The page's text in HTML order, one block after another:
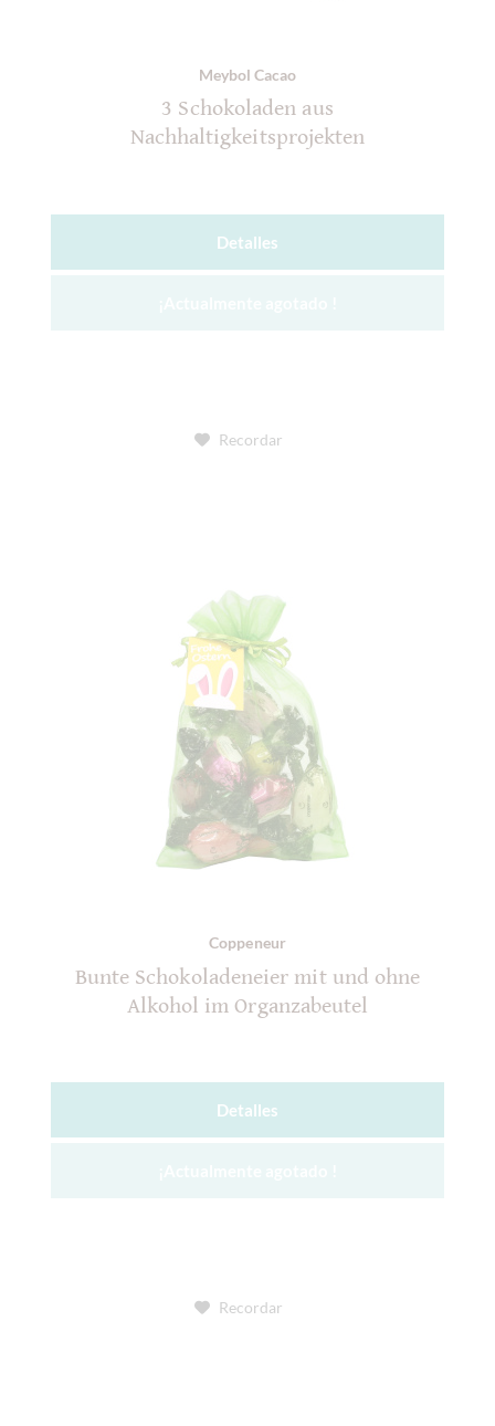
Meybol Cacao
3 Schokoladen aus
Nachhaltigkeitsprojekten
Detalles
Recordar
Coppeneur
Bunte Schokoladeneier mit und ohne
Alkohol im Organzabeutel
Detalles
Recordar